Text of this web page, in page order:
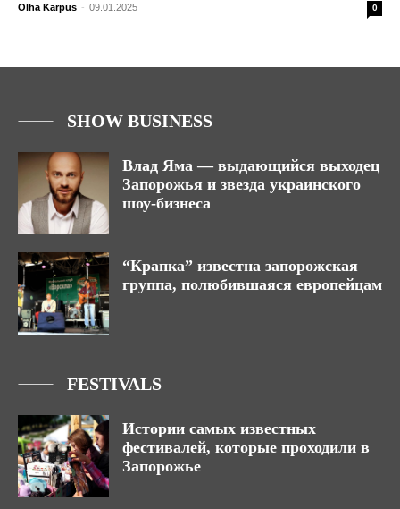
Olha Karpus - 09.01.2025 0
SHOW BUSINESS
Влад Яма — выдающийся выходец
Запорожья и звезда украинского
шоу-бизнеса
“Крапка” известна запорожская
группа, полюбившаяся европейцам
FESTIVALS
Истории самых известных
фестивалей, которые проходили в
Запорожье